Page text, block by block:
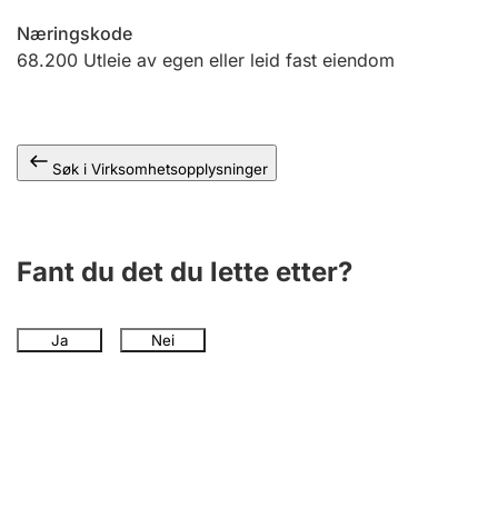
Næringskode
68.200 Utleie av egen eller leid fast eiendom
Søk i Virksomhetsopplysninger
Fant du det du lette etter?
Ja Nei